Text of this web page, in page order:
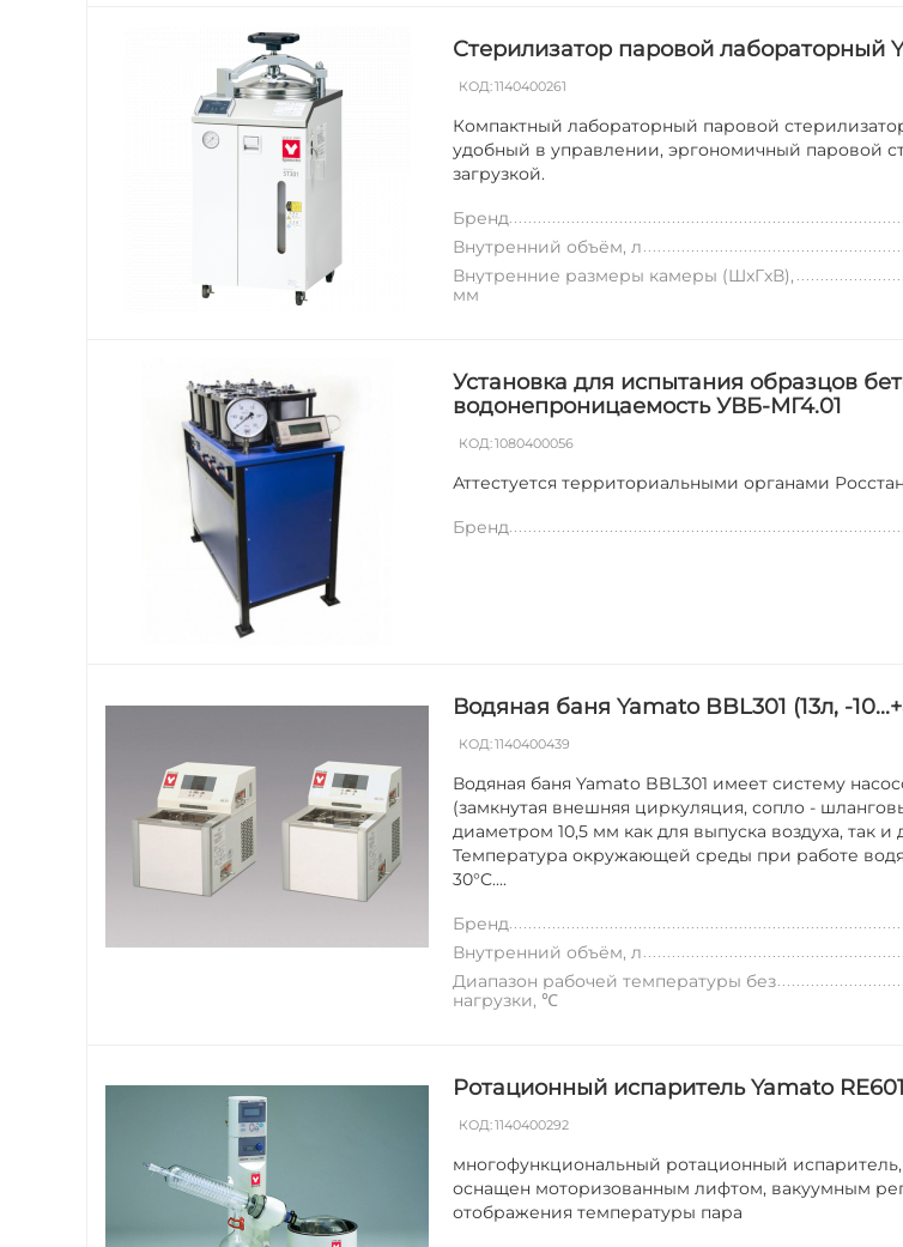
Стерилизатор паровой лабораторный
КОД:1140400261
Компактный лабораторный паровой
удобный в управлении, эргономичный паровой
загрузкой.
Бренд
Внутренний объём, л
Внутренние размеры камеры (ШxГxВ),
мм
Установка для испытания образцов
водонепроницаемость УВБ-МГ4.01
КОД:1080400056
Аттестуется территориальными органами
Бренд
Водяная баня Yamato BBL301 (13л, -
КОД:1140400439
Водяная баня Yamato BBL301 имеет систему
(замкнутая внешняя циркуляция, сопло -
диаметром 10,5 мм как для выпуска воздуха, так и
Температура окружающей среды при работе
30°C....
Бренд
Внутренний объём, л
Диапазон рабочей температуры без
нагрузки, ℃
Ротационный испаритель Yamato
КОД:1140400292
многофункциональный ротационный
оснащен моторизованным лифтом, вакуумным
отображения температуры пара